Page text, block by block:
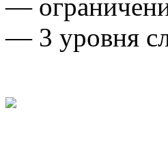
—
— 3 уровня